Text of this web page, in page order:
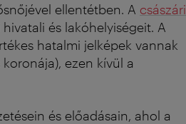
ellentétben. A császári
és lakóhelyiségeit. A
hatalmi jelképek vannak
ezen kívül a
és előadásain, ahol a